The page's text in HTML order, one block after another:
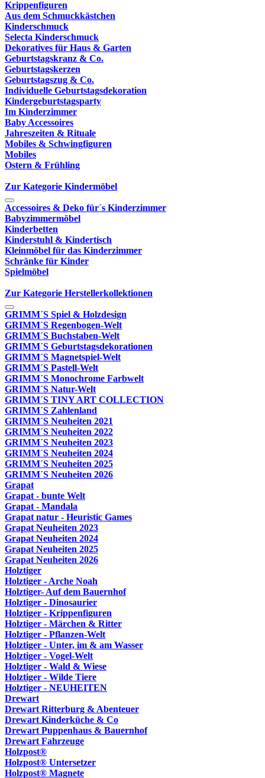
Krippenfiguren
Aus dem Schmuckkästchen
Kinderschmuck
Selecta Kinderschmuck
Dekoratives für Haus & Garten
Geburtstagskranz & Co.
Geburtstagskerzen
Geburtstagszug & Co.
Individuelle Geburtstagsdekoration
Kindergeburtstagsparty
Im Kinderzimmer
Baby Accessoires
Jahreszeiten & Rituale
Mobiles & Schwingfiguren
Mobiles
Ostern & Frühling
Zur Kategorie Kindermöbel
Accessoires & Deko für´s Kinderzimmer
Babyzimmermöbel
Kinderbetten
Kinderstuhl & Kindertisch
Kleinmöbel für das Kinderzimmer
Schränke für Kinder
Spielmöbel
Zur Kategorie Herstellerkollektionen
GRIMM´S Spiel & Holzdesign
GRIMM`S Regenbogen-Welt
GRIMM´S Buchstaben-Welt
GRIMM´S Geburtstagsdekorationen
GRIMM´S Magnetspiel-Welt
GRIMM´S Pastell-Welt
GRIMM´S Monochrome Farbwelt
GRIMM´S Natur-Welt
GRIMM´S TINY ART COLLECTION
GRIMM´S Zahlenland
GRIMM´S Neuheiten 2021
GRIMM´S Neuheiten 2022
GRIMM´S Neuheiten 2023
GRIMM´S Neuheiten 2024
GRIMM´S Neuheiten 2025
GRIMM´S Neuheiten 2026
Grapat
Grapat - bunte Welt
Grapat - Mandala
Grapat natur - Heuristic Games
Grapat Neuheiten 2023
Grapat Neuheiten 2024
Grapat Neuheiten 2025
Grapat Neuheiten 2026
Holztiger
Holztiger - Arche Noah
Holztiger- Auf dem Bauernhof
Holztiger - Dinosaurier
Holztiger - Krippenfiguren
Holztiger - Märchen & Ritter
Holztiger - Pflanzen-Welt
Holztiger - Unter, im & am Wasser
Holztiger - Vogel-Welt
Holztiger - Wald & Wiese
Holztiger - Wilde Tiere
Holztiger - NEUHEITEN
Drewart
Drewart Ritterburg & Abenteuer
Drewart Kinderküche & Co
Drewart Puppenhaus & Bauernhof
Drewart Fahrzeuge
Holzpost®
Holzpost® Untersetzer
Holzpost® Magnete